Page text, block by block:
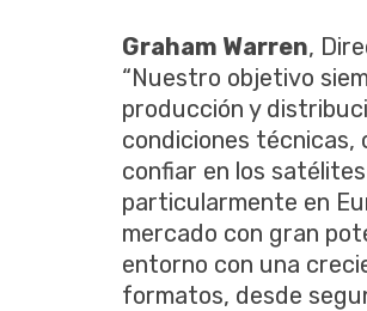
Graham Warren,
“Nuestro objetivo
producción y
condiciones técnicas,
confiar en los
particularmente en
mercado con gran
entorno con una
formatos, desde